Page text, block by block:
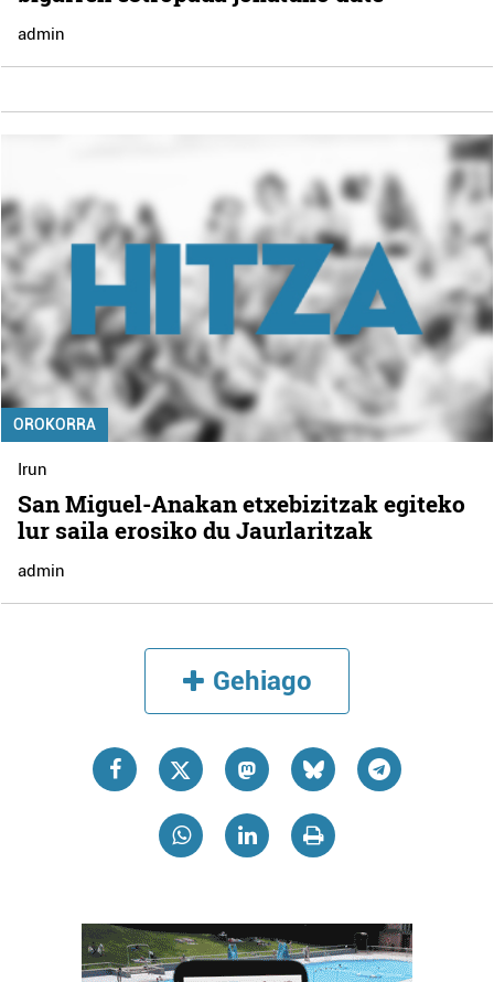
admin
OROKORRA
Irun
San Miguel-Anakan etxebizitzak egiteko
lur saila erosiko du Jaurlaritzak
admin
Gehiago